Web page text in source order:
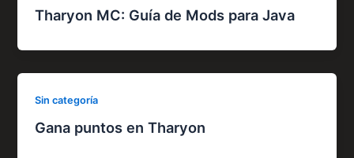
Tharyon MC: Guía de Mods para Java
Sin categoría
Gana puntos en Tharyon